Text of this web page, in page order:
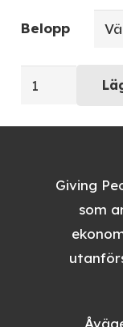
Belopp
Ge
frukostpaket
Giving
som